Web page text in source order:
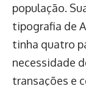
população.
tipografia de
tinha quatro
necessidade
transações e